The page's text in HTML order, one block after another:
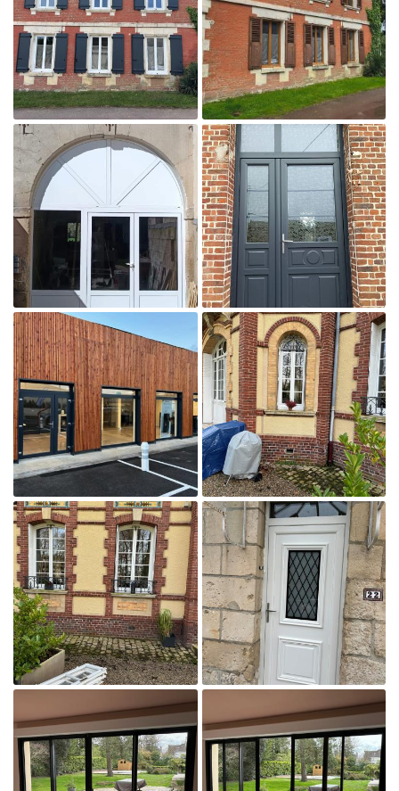
En cochant cette case, vous consentez à recevoir nos propositions commerciales à
l'adresse email indiqué ci-dessus. Vous pouvez vous désinscrire à tout moment en
utilisant le formulaire de désinscription.
Inscription
Agrandir la photo

Agrandir la photo

Agrandir la photo
